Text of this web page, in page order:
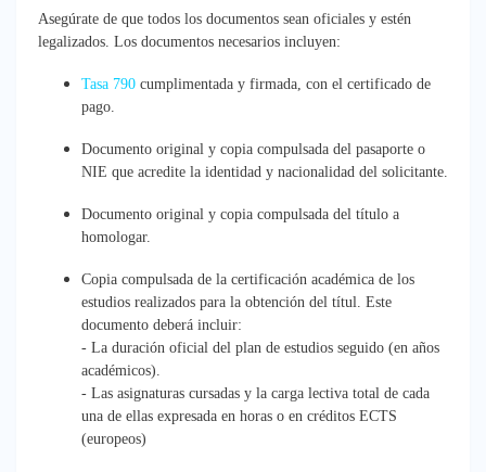
Asegúrate de que todos los documentos sean oficiales y estén
legalizados. Los documentos necesarios incluyen:
Tasa 790 cumplimentada y firmada, con el certificado de
pago.
Documento original y copia compulsada del pasaporte o
NIE que acredite la identidad y nacionalidad del solicitante.
Documento original y copia compulsada del título a
homologar.
Copia compulsada de la certificación académica de los
estudios realizados para la obtención del títul. Este
documento deberá incluir:
- La duración oficial del plan de estudios seguido (en años
académicos).
- Las asignaturas cursadas y la carga lectiva total de cada
una de ellas expresada en horas o en créditos ECTS
(europeos)